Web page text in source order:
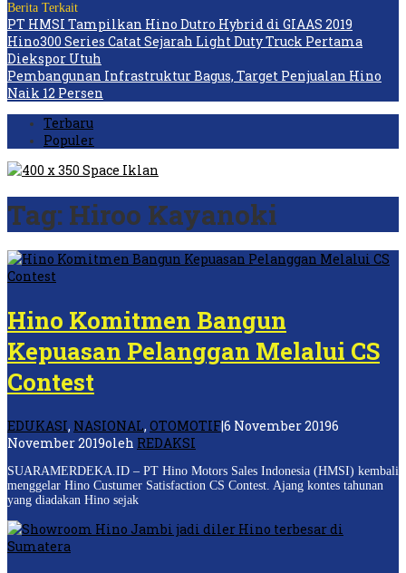
Berita Terkait
PT HMSI Tampilkan Hino Dutro Hybrid di GIAAS 2019
Hino300 Series Catat Sejarah Light Duty Truck Pertama
Diekspor Utuh
Pembangunan Infrastruktur Bagus, Target Penjualan Hino
Naik 12 Persen
Terbaru
Populer
Tag: Hiroo Kayanoki
Hino Komitmen Bangun
Kepuasan Pelanggan Melalui CS
Contest
EDUKASI, NASIONAL, OTOMOTIF|6 November 20196
November 2019oleh REDAKSI
SUARAMERDEKA.ID – PT Hino Motors Sales Indonesia (HMSI) kembali
menggelar Hino Custumer Satisfaction CS Contest. Ajang kontes tahunan
yang diadakan Hino sejak